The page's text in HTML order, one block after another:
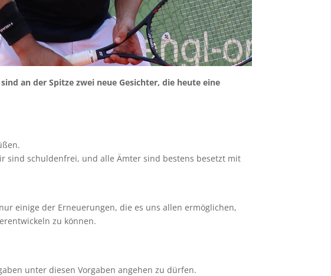
an der Spitze zwei neue Gesichter, die heute eine
sind schuldenfrei, und alle Ämter sind bestens besetzt mit
einige der Erneuerungen, die es uns allen ermöglichen,
zu können.
unter diesen Vorgaben angehen zu dürfen.